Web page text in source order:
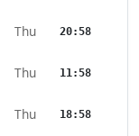
Thu 20:58
Thu 11:58
Thu 18:58